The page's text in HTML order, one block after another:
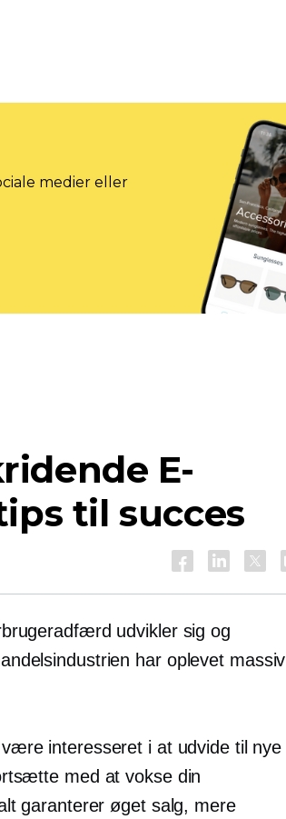
medier eller
E-
til succes
udvikler sig og
har oplevet massiv
interesseret i at udvide til nye
med at vokse din
garanterer øget salg, mere